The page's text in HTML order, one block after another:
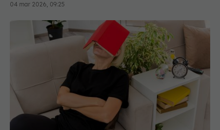
Cum îți protejezi creierul de demență. Ce este
sedentarismul activ și pasiv
03 apr 2026, 11:15